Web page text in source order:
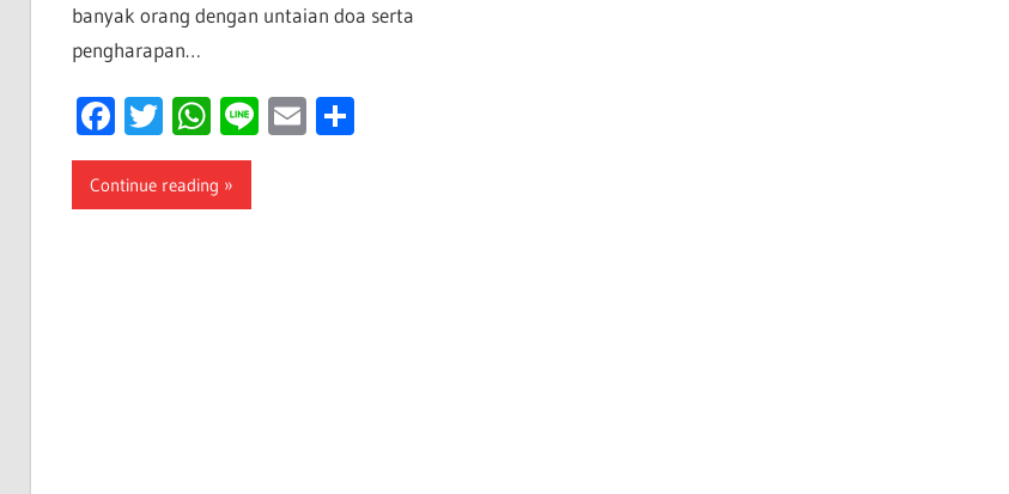
banyak orang dengan untaian doa serta
pengharapan…
Facebook
Twitter
WhatsApp
LineEmailShare
Continue reading